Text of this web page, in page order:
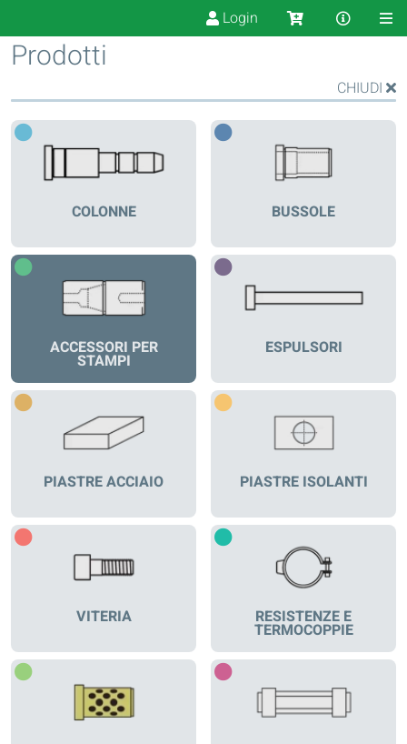
Login
Prodotti
CHIUDI
COLONNE BUSSOLE
ACCESSORI PER
STAMPI
ESPULSORI
PIASTRE ACCIAIO PIASTRE ISOLANTI
VITERIA RESISTENZE E
TERMOCOPPIE